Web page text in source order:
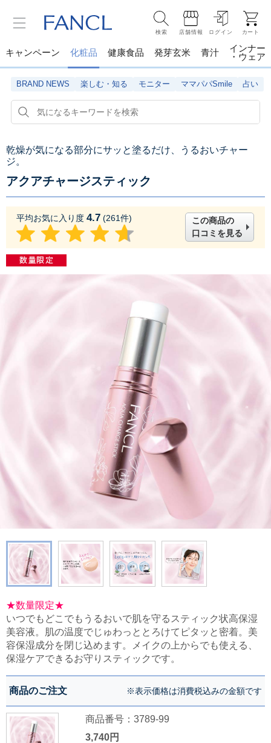
検索 店舗情報 ログイン カート
キャンペーン 化粧品 健康食品 発芽玄米 青汁
インナー
・ウェア
BRAND NEWS 楽しむ・知る モニター ママパパSmile 占い
乾燥が気になる部分にサッと塗るだけ、うるおいチャー
ジ。
アクアチャージスティック
平均お気に入り度 4.7 (261件)
この商品の
口コミを見る
★数量限定★
いつでもどこでもうるおいで肌を守るスティック状高保湿
美容液。肌の温度でじゅわっととろけてピタッと密着。美
容保湿成分を閉じ込めます。メイクの上からでも使える、
保湿ケアできるお守りスティックです。
商品のご注文 ※表示価格は消費税込みの金額です
商品番号：3789-99
3,740円